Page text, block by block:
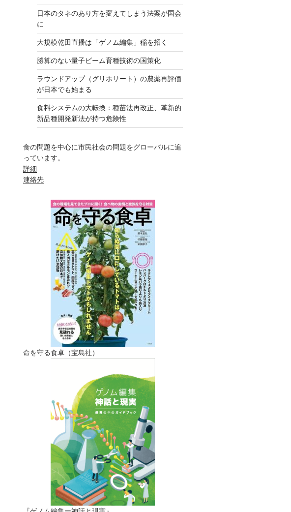
日本のタネのあり方を変えてしまう法案が国会
に
大規模乾田直播は「ゲノム編集」稲を招く
勝算のない量子ビーム育種技術の国策化
ラウンドアップ（グリホサート）の農薬再評価
が日本でも始まる
食料システムの大転換：種苗法再改正、革新的
新品種開発新法が持つ危険性
食の問題を中心に市民社会の問題をグローバルに追
っています。
詳細
連絡先
命を守る食卓（宝島社）